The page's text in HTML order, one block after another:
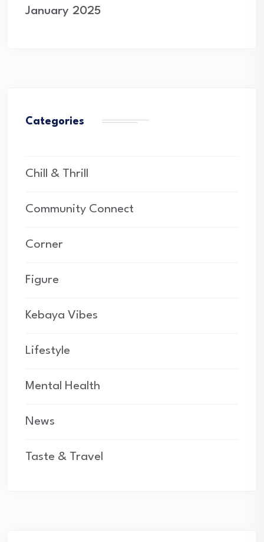
January 2025
Categories
Chill & Thrill
Community Connect
Corner
Figure
Kebaya Vibes
Lifestyle
Mental Health
News
Taste & Travel